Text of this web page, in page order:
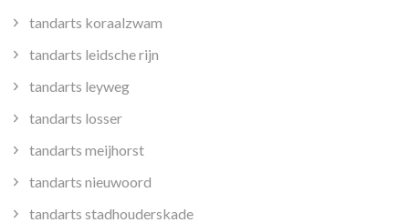
tandarts koraalzwam
tandarts leidsche rijn
tandarts leyweg
tandarts losser
tandarts meijhorst
tandarts nieuwoord
tandarts stadhouderskade